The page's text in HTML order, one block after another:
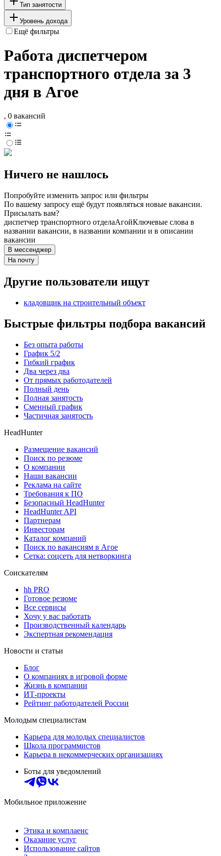
Тип занятости
Уровень дохода
Ещё фильтры
Работа диспетчером
транспортного отдела за 3
дня в Агое
, 0 вакансий
Ничего не нашлось
Попробуйте изменить запрос или фильтры
По вашему запросу ещё будут появляться новые вакансии.
Присылать вам?
диспетчер транспортного отделаАгойКлючевые слова в
названии вакансии, в названии компании и в описании
вакансии
В мессенджер
На почту
Другие пользователи ищут
кладовщик на строительный объект
Быстрые фильтры подбора вакансий
Без опыта работы
График 5/2
Гибкий график
Два через два
От прямых работодателей
Полный день
Полная занятость
Сменный график
Частичная занятость
HeadHunter
Размещение вакансий
Поиск по резюме
О компании
Наши вакансии
Реклама на сайте
Требования к ПО
Безопасный HeadHunter
HeadHunter API
Партнерам
Инвесторам
Каталог компаний
Поиск по вакансиям в Агое
Сетка: соцсеть для нетворкинга
Соискателям
hh PRO
Готовое резюме
Все сервисы
Хочу у вас работать
Производственный календарь
Экспертная рекомендация
Новости и статьи
Блог
О компаниях в игровой форме
Жизнь в компании
ИТ-проекты
Рейтинг работодателей России
Молодым специалистам
Карьера для молодых специалистов
Школа программистов
Карьера в некоммерческих организациях
Боты для уведомлений
Мобильное приложение
Этика и комплаенс
Оказание услуг
Использование сайтов